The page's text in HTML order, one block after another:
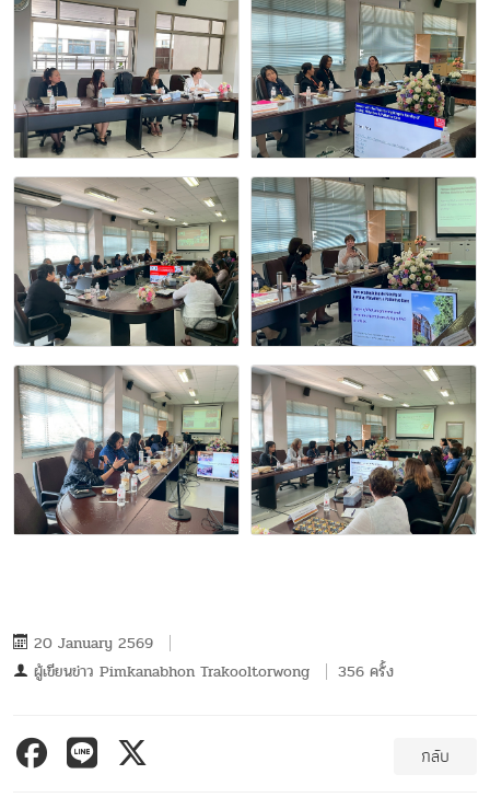
20 January 2569
ผู้เขียนข่าว Pimkanabhon Trakooltorwong 356 ครั้ง
กลับ